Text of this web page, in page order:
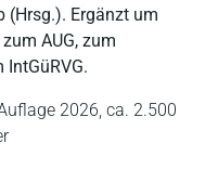
Ergänzt um
AUG, zum
IntGüRVG.
2026, ca. 2.500